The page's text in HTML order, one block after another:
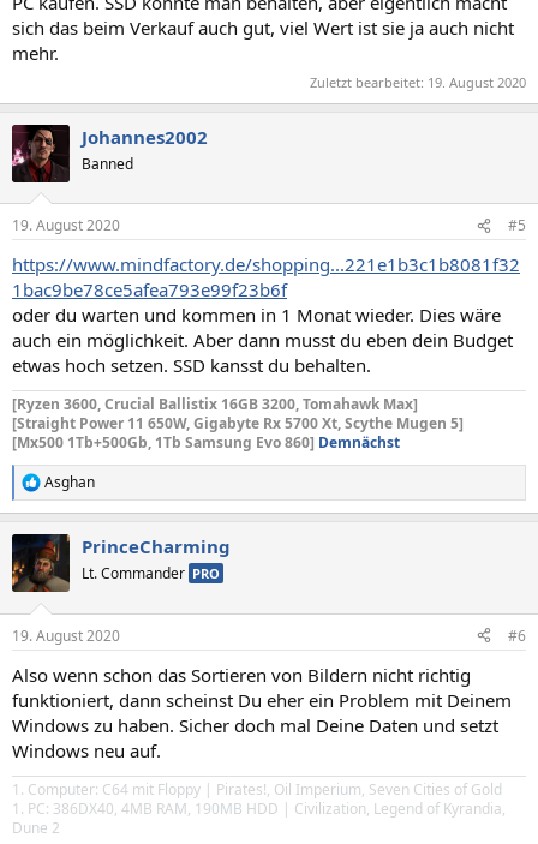
sich das beim Verkauf auch gut, viel Wert ist sie ja auch nicht
mehr.
Zuletzt bearbeitet: 19. August 2020
Johannes2002
Banned
19. August 2020 #5
https://www.mindfactory.de/shopping...221e1b3c1b8081f32
1bac9be78ce5afea793e99f23b6f
oder du warten und kommen in 1 Monat wieder. Dies wäre
auch ein möglichkeit. Aber dann musst du eben dein Budget
etwas hoch setzen. SSD kansst du behalten.
[Ryzen 3600, Crucial Ballistix 16GB 3200, Tomahawk Max]
[Straight Power 11 650W, Gigabyte Rx 5700 Xt,Scythe Mugen 5]
[Mx500 1Tb+500Gb, 1Tb Samsung Evo 860] Demnächst
R
e
t
i
e
:
Asghan
PrinceCharming
Lt. Commander PRO
19. August 2020 #6
Also wenn schon das Sortieren von Bildern nicht richtig
funktioniert, dann scheinst Du eher ein Problem mit Deinem
Windows zu haben. Sicher doch mal Deine Daten und setzt
Windows neu auf.
1. Computer: C64 mit Floppy | Pirates!, Oil Imperium, Seven Cities of Gold
1. PC: 386DX40, 4MB RAM, 190MB HDD | Civilization, Legend of Kyrandia,
Dune 2